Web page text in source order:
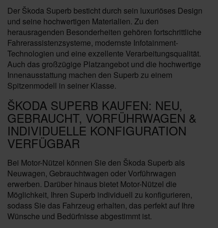
Der Škoda Superb besticht durch sein luxuriöses Design
und seine hochwertigen Materialien. Zu den
herausragenden Besonderheiten gehören fortschrittliche
Fahrerassistenzsysteme, modernste Infotainment-
Technologien und eine exzellente Verarbeitungsqualität.
Auch das großzügige Platzangebot und die hochwertige
Innenausstattung machen den Superb zu einem
Spitzenmodell in seiner Klasse.
ŠKODA SUPERB KAUFEN: NEU,
GEBRAUCHT, VORFÜHRWAGEN &
INDIVIDUELLE KONFIGURATION
VERFÜGBAR
Bei Motor-Nützel können Sie den Škoda Superb als
Neuwagen, Gebrauchtwagen oder Vorführwagen
erwerben. Darüber hinaus bietet Motor-Nützel die
Möglichkeit, Ihren Superb individuell zu konfigurieren,
sodass Sie das Fahrzeug erhalten, das perfekt auf Ihre
Wünsche und Bedürfnisse abgestimmt ist.